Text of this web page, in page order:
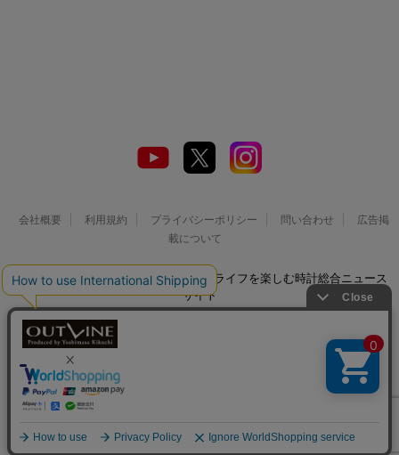
会社概要 利用規約 プライバシーポリシー 問い合わせ
広告掲
載について
© 2026 Watch LIFE NEWS｜ウオッチライフを楽しむ時計総合ニュース
サイト